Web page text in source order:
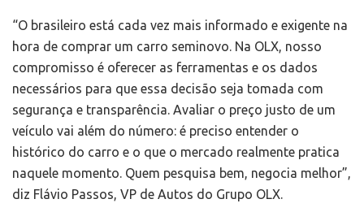
“O brasileiro está cada vez mais informado e exigente na
hora de comprar um carro seminovo. Na OLX, nosso
compromisso é oferecer as ferramentas e os dados
necessários para que essa decisão seja tomada com
segurança e transparência. Avaliar o preço justo de um
veículo vai além do número: é preciso entender o
histórico do carro e o que o mercado realmente pratica
naquele momento. Quem pesquisa bem, negocia melhor”,
diz Flávio Passos, VP de Autos do Grupo OLX.